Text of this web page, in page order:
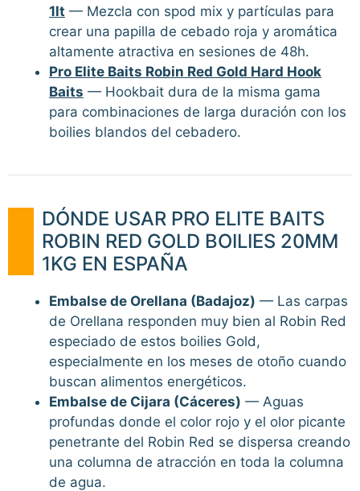
1lt — Mezcla con spod mix y partículas para
crear una papilla de cebado roja y aromática
altamente atractiva en sesiones de 48h.
Pro Elite Baits Robin Red Gold Hard Hook
Baits — Hookbait dura de la misma gama
para combinaciones de larga duración con los
boilies blandos del cebadero.
DÓNDE USAR PRO ELITE BAITS
ROBIN RED GOLD BOILIES 20MM
1KG EN ESPAÑA
Embalse de Orellana (Badajoz) — Las carpas
de Orellana responden muy bien al Robin Red
especiado de estos boilies Gold,
especialmente en los meses de otoño cuando
buscan alimentos energéticos.
Embalse de Cijara (Cáceres) — Aguas
profundas donde el color rojo y el olor picante
penetrante del Robin Red se dispersa creando
una columna de atracción en toda la columna
de agua.